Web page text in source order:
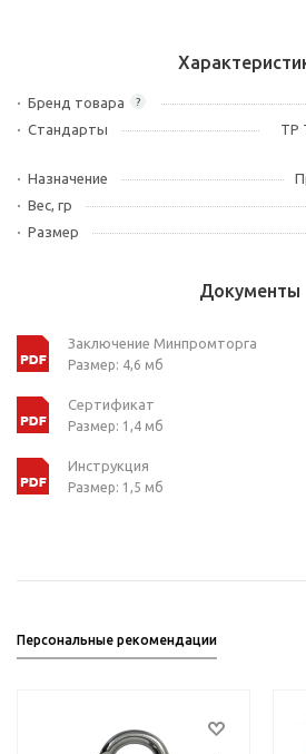
?
Бренд товара
Стандарты
ТР
Назначение
Вес, гр
Размер
Документы
Заключение Минпромторга
Размер: 4,6 мб
Сертификат
Размер: 1,4 мб
Инструкция
Размер: 1,5 мб
Персональные рекомендации